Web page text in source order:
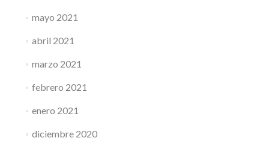
mayo 2021
abril 2021
marzo 2021
febrero 2021
enero 2021
diciembre 2020